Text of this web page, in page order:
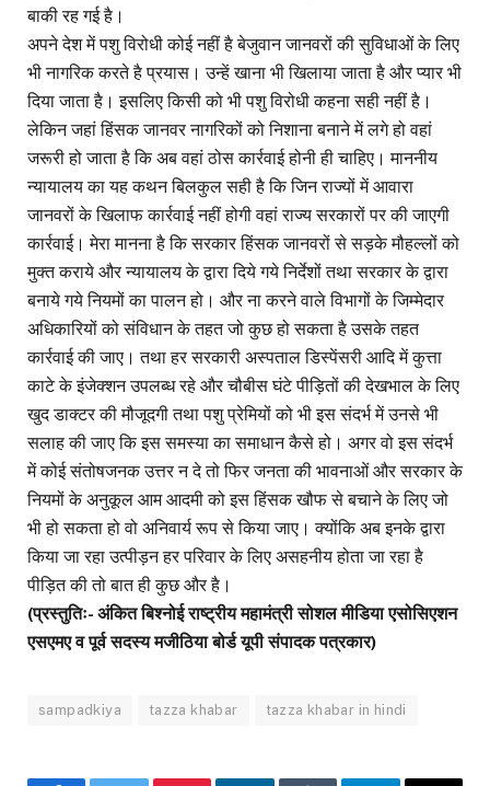
बाकी रह गई है।
अपने देश में पशु विरोधी कोई नहीं है बेजुवान जानवरों की सुविधाओं के लिए
भी नागरिक करते है प्रयास। उन्हें खाना भी खिलाया जाता है और प्यार भी
दिया जाता है। इसलिए किसी को भी पशु विरोधी कहना सही नहीं है।
लेकिन जहां हिंसक जानवर नागरिकों को निशाना बनाने में लगे हो वहां
जरूरी हो जाता है कि अब वहां ठोस कार्रवाई होनी ही चाहिए। माननीय
न्यायालय का यह कथन बिलकुल सही है कि जिन राज्यों में आवारा
जानवरों के खिलाफ कार्रवाई नहीं होगी वहां राज्य सरकारों पर की जाएगी
कार्रवाई। मेरा मानना है कि सरकार हिंसक जानवरों से सड़के मौहल्लों को
मुक्त कराये और न्यायालय के द्वारा दिये गये निर्देशों तथा सरकार के द्वारा
बनाये गये नियमों का पालन हो। और ना करने वाले विभागों के जिम्मेदार
अधिकारियों को संविधान के तहत जो कुछ हो सकता है उसके तहत
कार्रवाई की जाए। तथा हर सरकारी अस्पताल डिस्पेंसरी आदि में कुत्ता
काटे के इंजेक्शन उपलब्ध रहे और चौबीस घंटे पीड़ितों की देखभाल के लिए
खुद डाक्टर की मौजूदगी तथा पशु प्रेमियों को भी इस संदर्भ में उनसे भी
सलाह की जाए कि इस समस्या का समाधान कैसे हो। अगर वो इस संदर्भ
में कोई संतोषजनक उत्तर न दे तो फिर जनता की भावनाओं और सरकार के
नियमों के अनुकूल आम आदमी को इस हिंसक खौफ से बचाने के लिए जो
भी हो सकता हो वो अनिवार्य रूप से किया जाए। क्योंकि अब इनके द्वारा
किया जा रहा उत्पीड़न हर परिवार के लिए असहनीय होता जा रहा है
पीड़ित की तो बात ही कुछ और है।
(प्रस्तुतिः- अंकित बिश्नोई राष्ट्रीय महामंत्री सोशल मीडिया एसोसिएशन
एसएमए व पूर्व सदस्य मजीठिया बोर्ड यूपी संपादक पत्रकार)
sampadkiya tazza khabar tazza khabar in hindi